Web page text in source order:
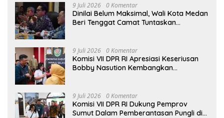
9 Juli 2026 0 Komentar
Dinilai Belum Maksimal, Wali Kota Medan
Beri Tenggat Camat Tuntaskan
9 Juli 2026 0 Komentar
Komisi VII DPR RI Apresiasi Keseriusan
Bobby Nasution Kembangkan
9 Juli 2026 0 Komentar
Komisi VII DPR RI Dukung Pemprov
Sumut Dalam Pemberantasan Pungli di